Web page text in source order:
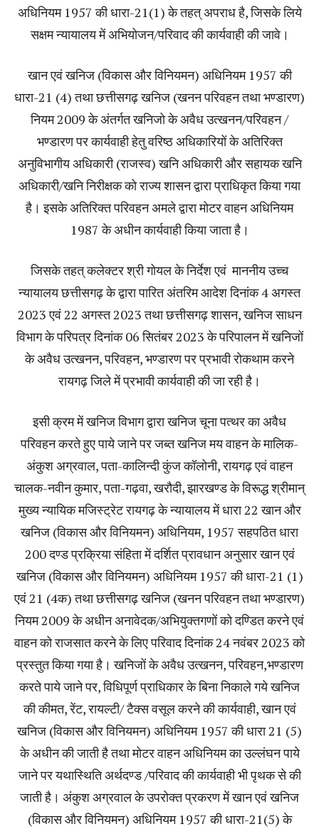
अधिनियम 1957 की धारा-21(1) के तहत् अपराध है, जिसके लिये
सक्षम न्यायालय में अभियोजन/परिवाद की कार्यवाही की जावे।
खान एवं खनिज (विकास और विनियमन) अधिनियम 1957 की
धारा-21 (4) तथा छत्तीसगढ़ खनिज (खनन परिवहन तथा भण्डारण)
नियम 2009 के अंतर्गत खनिजो के अवैध उत्खनन/परिवहन /
भण्डारण पर कार्यवाही हेतु वरिष्ठ अधिकारियों के अतिरिक्त
अनुविभागीय अधिकारी (राजस्व) खनि अधिकारी और सहायक खनि
अधिकारी/खनि निरीक्षक को राज्य शासन द्वारा प्राधिकृत किया गया
है। इसके अतिरिक्त परिवहन अमले द्वारा मोटर वाहन अधिनियम
1987 के अधीन कार्यवाही किया जाता है।
जिसके तहत् कलेक्टर श्री गोयल के निर्देश एवं माननीय उच्च
न्यायालय छत्तीसगढ़ के द्वारा पारित अंतरिम आदेश दिनांक 4 अगस्त
2023 एवं 22 अगस्त 2023 तथा छत्तीसगढ़ शासन, खनिज साधन
विभाग के परिपत्र दिनांक 06 सितंबर 2023 के परिपालन में खनिजों
के अवैध उत्खनन, परिवहन, भण्डारण पर प्रभावी रोकथाम करने
रायगढ़ जिले में प्रभावी कार्यवाही की जा रही है।
इसी क्रम में खनिज विभाग द्वारा खनिज चूना पत्थर का अवैध
परिवहन करते हुए पाये जाने पर जब्त खनिज मय वाहन के मालिक-
अंकुश अग्रवाल, पता-कालिन्दी कुंज कॉलोनी, रायगढ़ एवं वाहन
चालक-नवीन कुमार, पता-गढ़वा, खरौदी, झारखण्ड के विरूद्ध श्रीमान्
मुख्य न्यायिक मजिस्ट्रेट रायगढ़ के न्यायालय में धारा 22 खान और
खनिज (विकास और विनियमन) अधिनियम, 1957 सहपठित धारा
200 दण्ड प्रक्रिया संहिता में दर्शित प्रावधान अनुसार खान एवं
खनिज (विकास और विनियमन) अधिनियम 1957 की धारा-21 (1)
एवं 21 (4क) तथा छत्तीसगढ़ खनिज (खनन परिवहन तथा भण्डारण)
नियम 2009 के अधीन अनावेदक/अभियुक्तगणों को दण्डित करने एवं
वाहन को राजसात करने के लिए परिवाद दिनांक 24 नवंबर 2023 को
प्रस्तुत किया गया है। खनिजों के अवैध उत्खनन, परिवहन,भण्डारण
करते पाये जाने पर, विधिपूर्ण प्राधिकार के बिना निकाले गये खनिज
की कीमत, रेंट, रायल्टी/ टैक्स वसूल करने की कार्यवाही, खान एवं
खनिज (विकास और विनियमन) अधिनियम 1957 की धारा 21 (5)
के अधीन की जाती है तथा मोटर वाहन अधिनियम का उल्लंघन पाये
जाने पर यथास्थिति अर्थदण्ड /परिवाद की कार्यवाही भी पृथक से की
जाती है। अंकुश अग्रवाल के उपरोक्त प्रकरण में खान एवं खनिज
(विकास और विनियमन) अधिनियम 1957 की धारा-21(5) के